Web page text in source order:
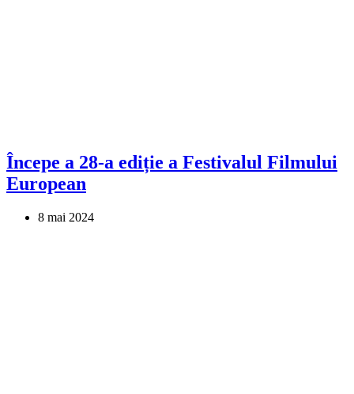
Începe a 28-a ediție a Festivalul Filmului
European
8 mai 2024